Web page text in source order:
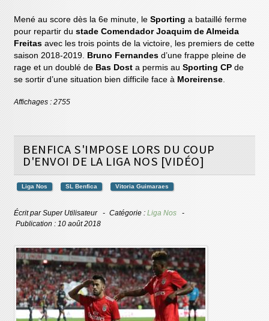
Mené au score dès la 6e minute, leSportinga bataillé ferme
pour repartir dustade Comendador Joaquim de Almeida
Freitasavec les trois points de la victoire, les premiers de cette
saison 2018-2019. Bruno Fernandes d’une frappe pleine de
rage et un doublé de Bas Dost a permis auSporting CP de
se sortir d’une situation bien difficile face à Moreirense.
Affichages : 2755
BENFICA S'IMPOSE LORS DU COUP
D'ENVOI DE LA LIGA NOS [VIDÉO]
Liga Nos SL Benfica Vitoria Guimaraes
Écrit parSuper Utilisateur Catégorie :Liga Nos
Publication : 10 août 2018